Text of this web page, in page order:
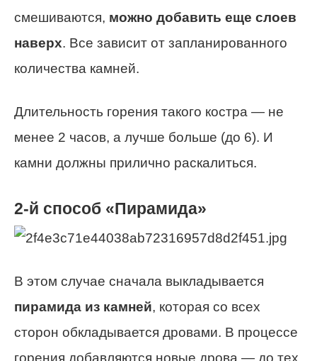
смешиваются, можно добавить еще слоев
наверх. Все зависит от запланированного
количества камней.
Длительность горения такого костра — не
менее 2 часов, а лучше больше (до 6). И
камни должны прилично раскалиться.
2-й способ «Пирамида»
В этом случае сначала выкладывается
пирамида из камней, которая со всех
сторон обкладывается дровами. В процессе
горения добавляются новые дрова — до тех